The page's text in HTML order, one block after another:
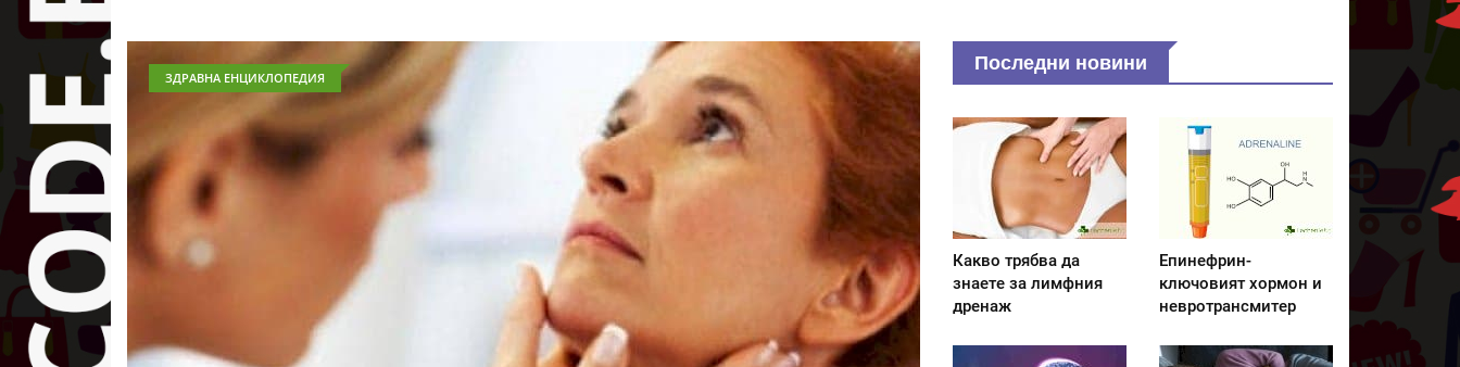
ЗДРАВНА ЕНЦИКЛОПЕДИЯ
Последни новини
Какво трябва да
знаете за лимфния
дренаж
Епинефрин-
ключовият хормон и
невротрансмитер